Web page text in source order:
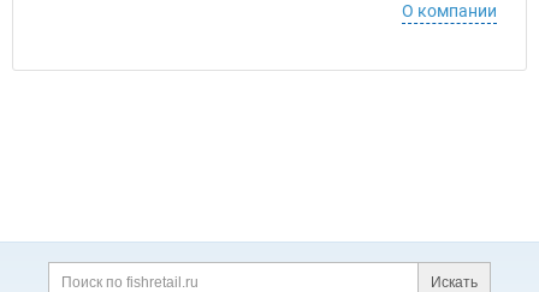
О компании
Дополнительная информация
Поиск по сайту и
Искать